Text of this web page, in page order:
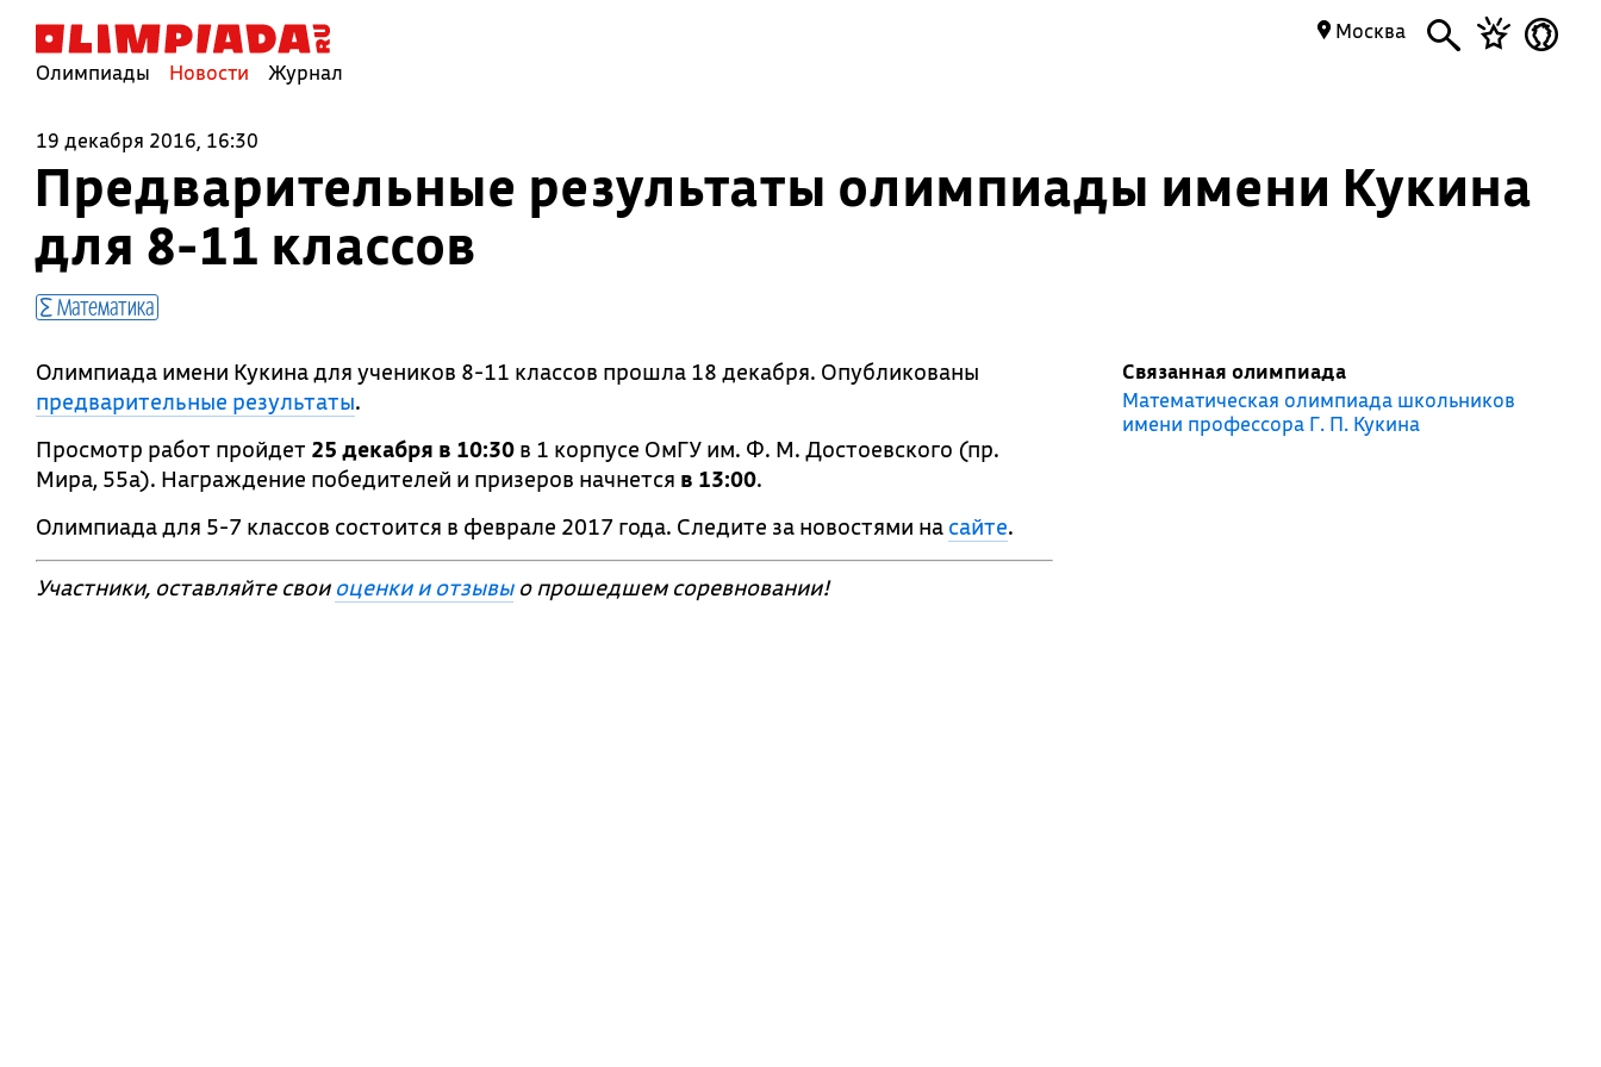
Олимпиады Новости Журнал
Москва
19 декабря 2016, 16:30
Предварительные результаты олимпиады имени Кукина
для 8-11 классов
Математика
Олимпиада имени Кукина для учеников 8-11 классов прошла 18 декабря. Опубликованы
предварительные результаты.
Просмотр работ пройдет 25 декабря в 10:30 в 1 корпусе ОмГУ им. Ф. М. Достоевского (пр.
Мира, 55а). Награждение победителей и призеров начнется в 13:00.
Олимпиада для 5-7 классов состоится в феврале 2017 года. Следите за новостями на сайте.
Участники, оставляйте свои оценки и отзывыо прошедшем соревновании!
Связанная олимпиада
Математическая олимпиада школьников
имени профессора Г. П. Кукина